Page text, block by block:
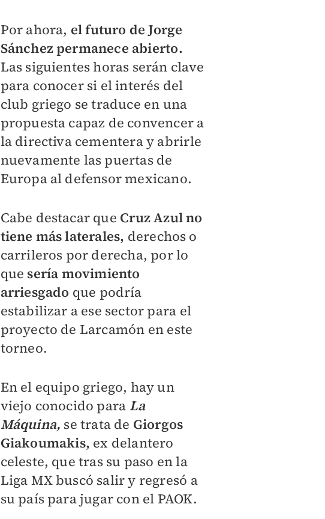
Por ahora, el futuro de Jorge
Sánchez permanece abierto.
Las siguientes horas serán clave
para conocer si el interés del
club griego se traduce en una
propuesta capaz de convencer a
la directiva cementera y abrirle
nuevamente las puertas de
Europa al defensor mexicano.
Cabe destacar que Cruz Azul no
tiene más laterales, derechos o
carrileros por derecha, por lo
que sería movimiento
arriesgado que podría
estabilizar a ese sector para el
proyecto de Larcamón en este
torneo.
En el equipo griego, hay un
viejo conocido para La
Máquina, se trata de Giorgos
Giakoumakis, ex delantero
celeste, que tras su paso en la
Liga MX buscó salir y regresó a
su país para jugar con el PAOK.